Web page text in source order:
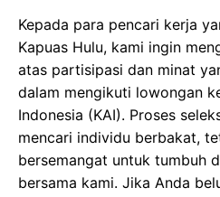
Kepada para pencari kerja
Kapuas Hulu, kami ingin
atas partisipasi dan minat
dalam mengikuti lowongan
Indonesia (KAI). Proses
mencari individu berbakat,
bersemangat untuk tumbuh
bersama kami. Jika Anda